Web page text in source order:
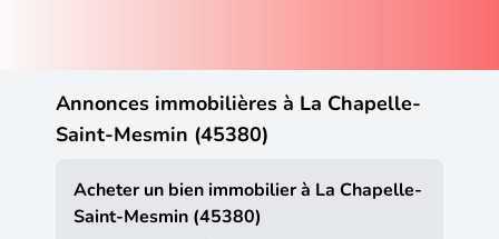
Annonces immobilières à La Chapelle-
Saint-Mesmin (45380)
Acheter un bien immobilier à La Chapelle-
Saint-Mesmin (45380)